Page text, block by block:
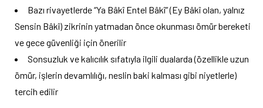
Bazı rivayetlerde “Ya Bâkî Entel Bâkî” (Ey Bâkî olan, yalnız
Sensin Bâkî) zikrinin yatmadan önce okunması ömür bereketi
ve gece güvenliği için önerilir
Sonsuzluk ve kalıcılık sıfatıyla ilgili dualarda (özellikle uzun
ömür, işlerin devamlılığı, neslin baki kalması gibi niyetlerle)
tercih edilir